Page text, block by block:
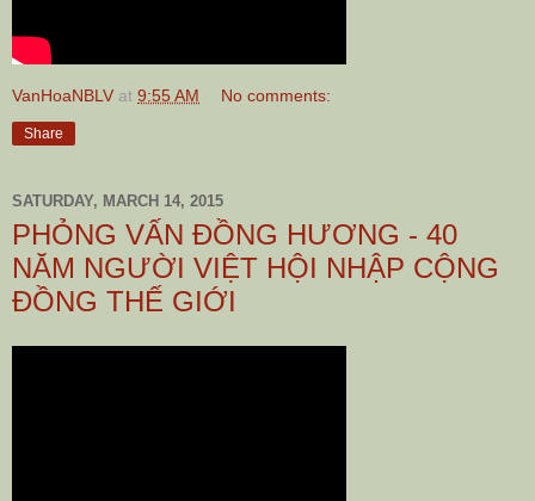
VanHoaNBLV at 9:55 AM No comments:
Share
SATURDAY, MARCH 14, 2015
PHỎNG VẤN ĐỒNG HƯƠNG - 40
NĂM NGƯỜI VIỆT HỘI NHẬP CỘNG
ĐỒNG THẾ GIỚI